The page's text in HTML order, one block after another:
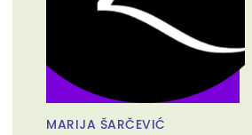
MARIJA ŠARČEVIĆ